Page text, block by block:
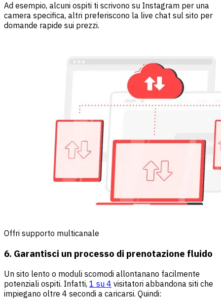
Ad esempio, alcuni ospiti ti scrivono su Instagram per una
camera specifica, altri preferiscono la live chat sul sito per
domande rapide sui prezzi.
Offri supporto multicanale
6. Garantisci un processo di prenotazione fluido
Un sito lento o moduli scomodi allontanano facilmente
potenziali ospiti. Infatti, 1 su 4 visitatori abbandona siti che
impiegano oltre 4 secondi a caricarsi. Quindi: